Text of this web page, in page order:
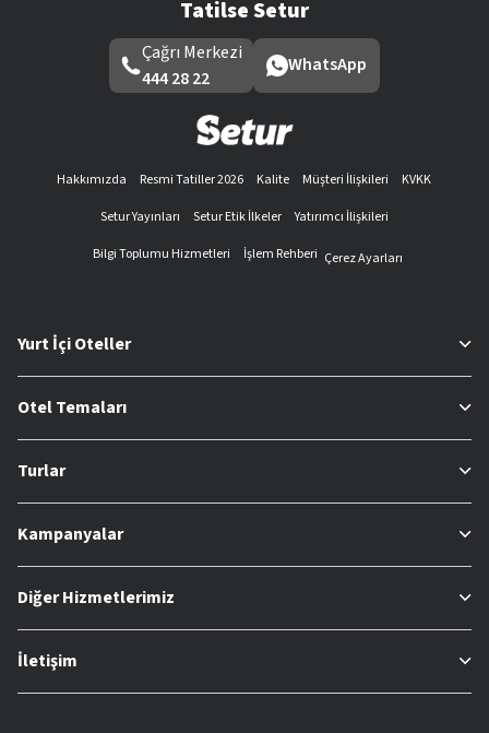
Tatilse Setur
Çağrı Merkezi
444 28 22
WhatsApp
Hakkımızda Resmi Tatiller 2026 Kalite Müşteri İlişkileri
KVKK
Setur Yayınları
Setur Etik İlkeler
Yatırımcı İlişkileri
Bilgi Toplumu Hizmetleri
İşlem Rehberi Çerez Ayarları
Yurt İçi Oteller
Otel Temaları
Turlar
Kampanyalar
Diğer Hizmetlerimiz
İletişim